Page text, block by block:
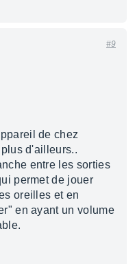
#9
de chez
d'ailleurs..
entre les sorties
permet de jouer
oreilles et en
en ayant un volume